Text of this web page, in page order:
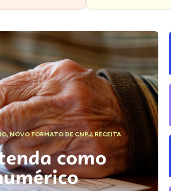
,NOVO FORMATO DE CNPJ,RECEITA
como